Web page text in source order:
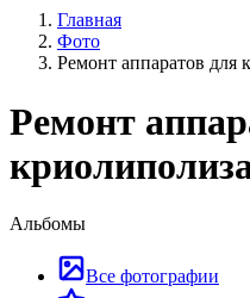
Главная
Фото
Ремонт аппаратов для
Ремонт
Альбомы
Все фотографии